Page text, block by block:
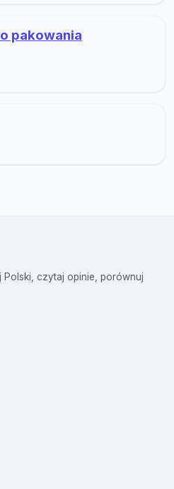
pakowania
Polski, czytaj opinie, porównuj